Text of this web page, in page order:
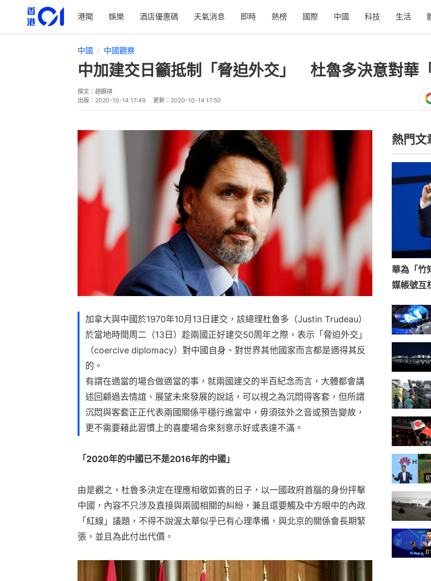
港聞 娛樂 酒店優惠碼 天氣消息 即時 熱榜 國際 中國 科技 生活
中國 中國觀察
中加建交日籲抵制「脅迫外交」 杜魯多決意對華
撰文： 趙觀祺
出版： 2020-10-14 17:49 更新： 2020-10-14 17:50
加拿大與中國於1970年10月13日建交，該總理杜魯多（Justin Trudeau）
於當地時間周二（13日）趁兩國正好建交50周年之際，表示「脅迫外交」
（coercive diplomacy）對中國自身、對世界其他國家而言都是適得其反
的。
有謂在適當的場合做適當的事，就兩國建交的半百紀念而言，大體都會講
述回顧過去情誼、展望未來發展的說話，可以視之為沉悶得客套，但所謂
沉悶與客套正正代表兩國關係平穩行進當中，毋須弦外之音或預告變故，
更不需要藉此習慣上的喜慶場合來刻意示好或表達不滿。
「2020年的中國已不是2016年的中國」
由是觀之，杜魯多決定在理應相敬如賓的日子，以一國政府首腦的身份抨擊
中國，內容不只涉及直接與兩國相關的糾紛，兼且還要觸及中方眼中的內政
「紅線」議題，不得不說渥太華似乎已有心理準備，與北京的關係會長期緊
張，並且為此付出代價。
熱門文
華為「竹
媒帳號互